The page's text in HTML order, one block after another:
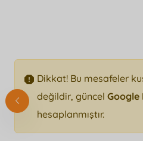
Dikkat! Bu mesafeler
değildir, güncel Google
hesaplanmıştır.